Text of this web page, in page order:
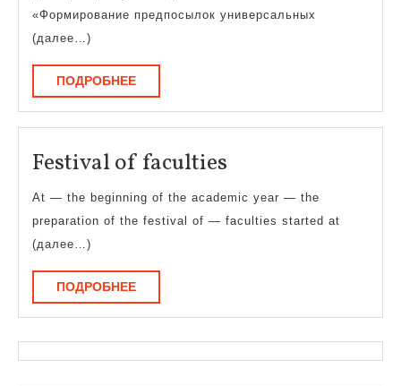
«Формирование предпосылок универсальных
(далее…)
ПОДРОБНЕЕПОДРОБНЕЕ
Festival of faculties
of
faculties
At — the beginning of the academic year — the
preparation of the festival of — faculties started at
(далее…)
ПОДРОБНЕЕПОДРОБНЕЕ